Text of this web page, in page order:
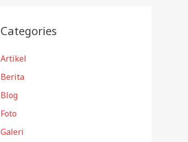
Categories
Artikel
Berita
Blog
Foto
Galeri